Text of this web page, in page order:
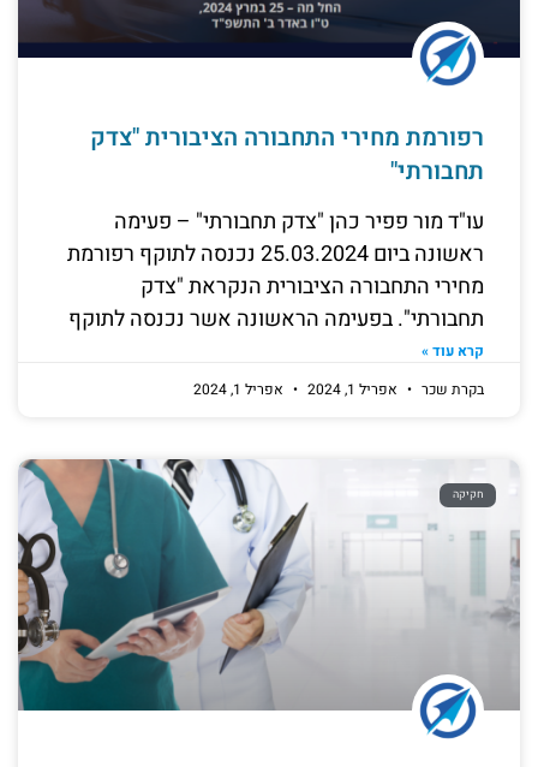
רפורמת מחירי התחבורה הציבורית "צדק
תחבורתי"
עו"ד מור פפיר כהן "צדק תחבורתי" – פעימה
ראשונה ביום 25.03.2024 נכנסה לתוקף רפורמת
מחירי התחבורה הציבורית הנקראת "צדק
תחבורתי". בפעימה הראשונה אשר נכנסה לתוקף
קרא עוד »
בקרת שכר
אפריל 1, 2024 אפריל 1, 2024
חקיקה